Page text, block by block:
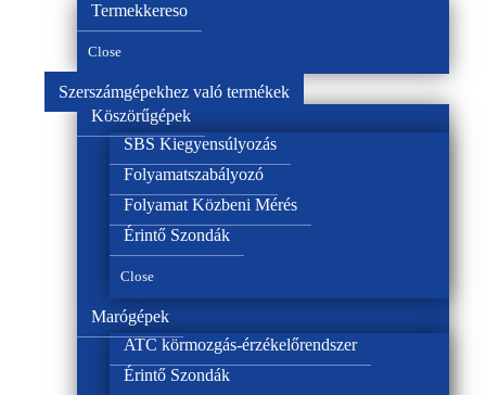
Termekkereso
Close
Szerszámgépekhez való termékek
Köszörűgépek
SBS Kiegyensúlyozás
Folyamatszabályozó
Folyamat Közbeni Mérés
Érintő Szondák
Close
Marógépek
ATC körmozgás-érzékelőrendszer
Érintő Szondák